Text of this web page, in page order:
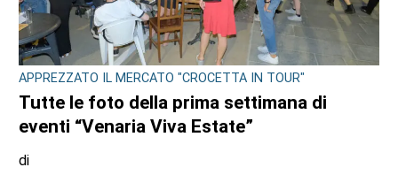
APPREZZATO IL MERCATO "CROCETTA IN TOUR"
Tutte le foto della prima settimana di
eventi “Venaria Viva Estate”
di